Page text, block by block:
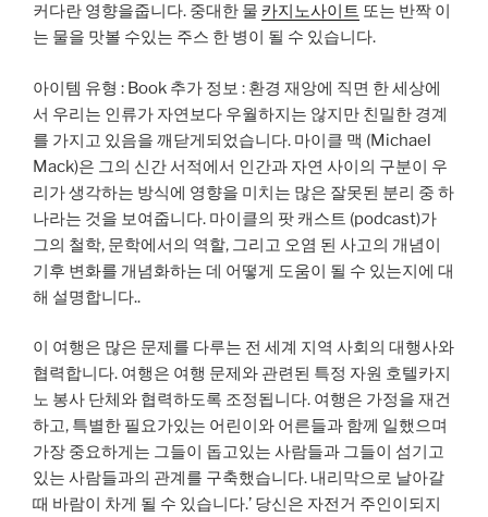
커다란 영향을줍니다. 중대한 물 카지노사이트 또는 반짝 이
는 물을 맛볼 수있는 주스 한 병이 될 수 있습니다.
아이템 유형 : Book 추가 정보 : 환경 재앙에 직면 한 세상에
서 우리는 인류가 자연보다 우월하지는 않지만 친밀한 경계
를 가지고 있음을 깨닫게되었습니다. 마이클 맥 (Michael
Mack)은 그의 신간 서적에서 인간과 자연 사이의 구분이 우
리가 생각하는 방식에 영향을 미치는 많은 잘못된 분리 중 하
나라는 것을 보여줍니다. 마이클의 팟 캐스트 (podcast)가
그의 철학, 문학에서의 역할, 그리고 오염 된 사고의 개념이
기후 변화를 개념화하는 데 어떻게 도움이 될 수 있는지에 대
해 설명합니다..
이 여행은 많은 문제를 다루는 전 세계 지역 사회의 대행사와
협력합니다. 여행은 여행 문제와 관련된 특정 자원 호텔카지
노 봉사 단체와 협력하도록 조정됩니다. 여행은 가정을 재건
하고, 특별한 필요가있는 어린이와 어른들과 함께 일했으며
가장 중요하게는 그들이 돕고있는 사람들과 그들이 섬기고
있는 사람들과의 관계를 구축했습니다. 내리막으로 날아갈
때 바람이 차게 될 수 있습니다.’ 당신은 자전거 주인이되지